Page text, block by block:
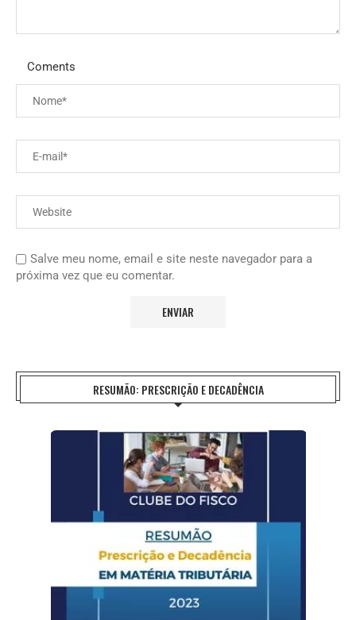
Coments
Salve meu nome, email e site neste navegador para a
próxima vez que eu comentar.
RESUMÃO: PRESCRIÇÃO E DECADÊNCIA